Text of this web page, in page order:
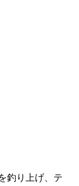
釣り上げ、テ